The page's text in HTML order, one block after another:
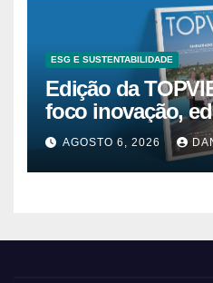
ESG E SUSTENTABILIDADE
Edição da
foco inovação,
AGOSTO 6, 2026